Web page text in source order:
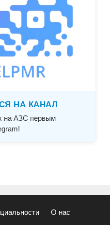
НА КАНАЛ
на АЗС первым
О нас